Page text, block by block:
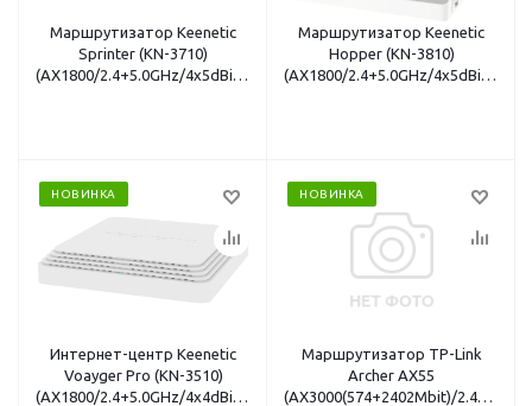
Маршрутизатор Keenetic
Sprinter (KN-3710)
(AX1800/2.4+5.0GHz/4x5dBi/MU-
Маршрутизатор Keenetic
Hopper (KN-3810)
(AX1800/2.4+5.0GHz/4x5dBi/MU-
НОВИНКА
Интернет-центр Keenetic
Voayger Pro (KN-3510)
(AX1800/2.4+5.0GHz/4x4dBi/MU-
НОВИНКА
Маршрутизатор TP-Link
Archer AX55
(AX3000(574+2402Mbit)/